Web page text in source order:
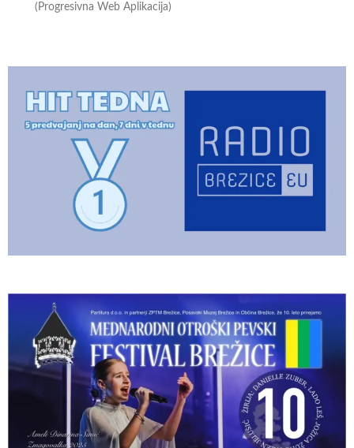
(Progresivna Web Aplikacija)